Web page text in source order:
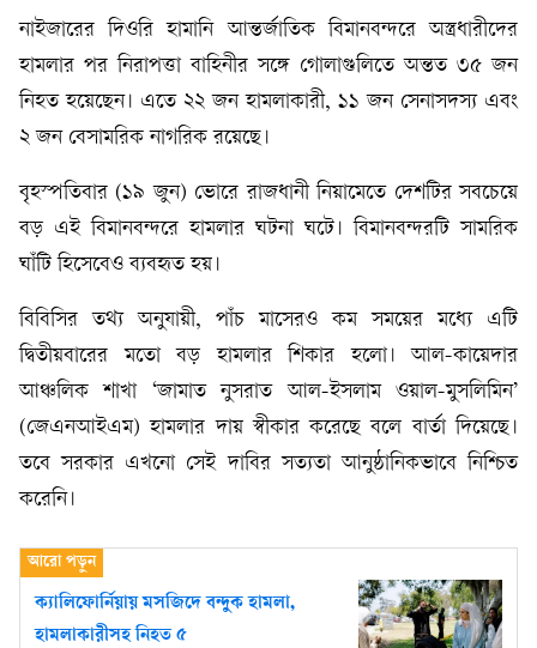
নাইজারের দিওরি হামানি আন্তর্জাতিক বিমানবন্দরে অস্ত্রধারীদের
হামলার পর নিরাপত্তা বাহিনীর সঙ্গে গোলাগুলিতে অন্তত ৩৫ জন
নিহত হয়েছেন। এতে ২২ জন হামলাকারী, ১১ জন সেনাসদস্য এবং
২ জন বেসামরিক নাগরিক রয়েছে।
বৃহস্পতিবার (১৯ জুন) ভোরে রাজধানী নিয়ামেতে দেশটির সবচেয়ে
বড় এই বিমানবন্দরে হামলার ঘটনা ঘটে। বিমানবন্দরটি সামরিক
ঘাঁটি হিসেবেও ব্যবহৃত হয়।
বিবিসির তথ্য অনুযায়ী, পাঁচ মাসেরও কম সময়ের মধ্যে এটি
দ্বিতীয়বারের মতো বড় হামলার শিকার হলো। আল-কায়েদার
আঞ্চলিক শাখা ‘জামাত নুসরাত আল-ইসলাম ওয়াল-মুসলিমিন’
(জেএনআইএম) হামলার দায় স্বীকার করেছে বলে বার্তা দিয়েছে।
তবে সরকার এখনো সেই দাবির সত্যতা আনুষ্ঠানিকভাবে নিশ্চিত
করেনি।
ক্যালিফোর্নিয়ায় মসজিদে বন্দুক হামলা,
হামলাকারীসহ নিহত ৫